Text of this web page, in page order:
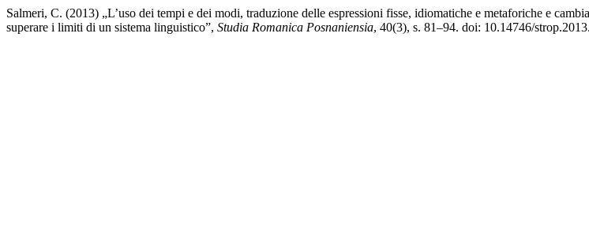
Salmeri, C. (2013) „L’uso dei tempi e dei modi, traduzione delle espressioni fisse, idiomatiche e metaforiche e
superare i limiti di un sistema linguistico”, Studia Romanica Posnaniensia, 40(3), s. 81–94. doi: 10.14746/